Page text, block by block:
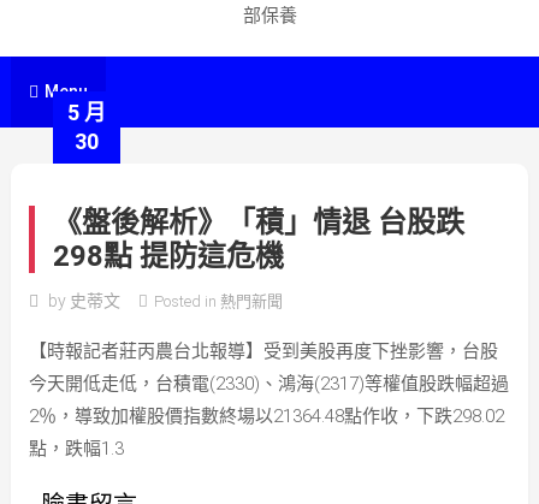
部保養
Menu
5 月
30
《盤後解析》「積」情退 台股跌
298點 提防這危機
by 史蒂文 Posted in 熱門新聞
【時報記者莊丙農台北報導】受到美股再度下挫影響，台股
今天開低走低，台積電(2330)、鴻海(2317)等權值股跌幅超過
2％，導致加權股價指數終場以21364.48點作收，下跌298.02
點，跌幅1.3